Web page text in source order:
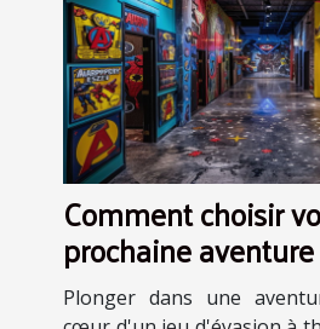
Comment choisir
prochaine
d'évasion à thème
Plonger dans une